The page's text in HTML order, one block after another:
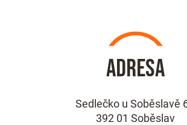
Adresa
Sedlečko u Soběslavě
392 01 Soběslav